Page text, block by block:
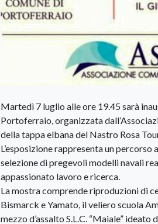
Martedì 7 luglio alle ore 19.45 sarà
Portoferraio, organizzata
della tappa elbana del Nastro Rosa
L’esposizione rappresenta un
selezione di pregevoli modelli navali
appassionato lavoro e ricerca.
La mostra comprende riproduzioni di
Bismarck e Yamato, il veliero scuola
mezzo d’assalto S.L.C. “Maiale”